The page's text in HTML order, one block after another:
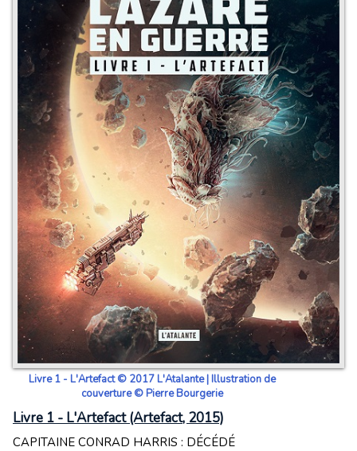
Livre 1 - L'Artefact © 2017 L'Atalante | Illustration de
couverture © Pierre Bourgerie
Livre 1 - L'Artefact (Artefact, 2015)
CAPITAINE CONRAD HARRIS : DÉCÉDÉ